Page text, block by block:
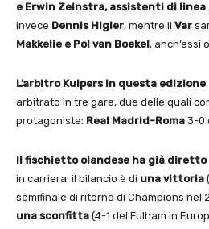
e Erwin Zeinstra, assistenti di linea
invece Dennis Higler, mentre il Var
Makkelie e Pol van Boekel, anch’essi
L’arbitro Kuipers in questa
arbitrato in tre gare, due delle quali
protagoniste: Real Madrid-Roma 3-0
Il fischietto olandese ha già
in carriera: il bilancio è di una vittoria
semifinale di ritorno di Champions nel
una sconfitta (4-1 del Fulham in